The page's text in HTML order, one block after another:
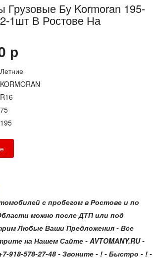
Грузовые Бу Kormoran 195-
1шт В Ростове На
р
Летние
KORMORAN
R16
75
195
с пробегом в Ростове и по
можно после ДТП или под
Любые Ваши Предложения - Все
на Нашем Сайте - AVTOMANY.RU -
918-578-27-48 - Звоните - ! - Быстро - ! -